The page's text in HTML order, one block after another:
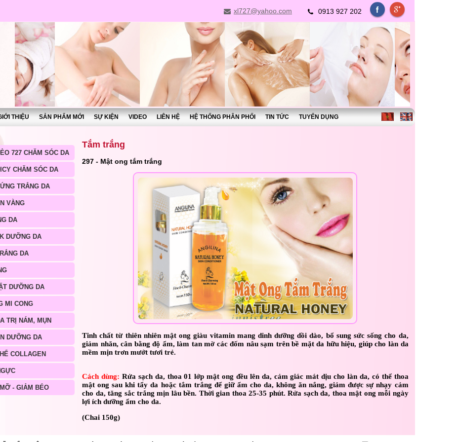
xl727@yahoo.com 0913 927 202
THIỆU SẢN PHẨM MỚI SỰ KIỆN VIDEO LIÊN HỆ HỆ THỐNG PHÂN PHỐI TIN TỨC TUYỂN DỤNG
727 CHĂM SÓC DA
CHĂM SÓC DA
TRẮNG DA
VÀNG
DA
DƯỠNG DA
DA
DƯỠNG DA
MI CONG
TRỊ NÁM, MỤN
DƯỠNG DA
COLLAGEN
- GIẢM BÉO
Tắm trắng
297 - Mật ong tắm trắng
Tinh chất từ thiên nhiên mật ong giàu vitamin mang dinh dưỡng dồi dào, bổ sung sức sống cho da,
giảm nhăn, cân bằng độ ẩm, làm tan mờ các đốm nâu sạm trên bề mặt da hữu hiệu, giúp cho làn da
mềm mịn trơn mướt tươi trẻ.
Cách dùng: Rửa sạch da, thoa 01 lớp mật ong đều lên da, cảm giác mát dịu cho làn da, có thể thoa
mật ong sau khi tẩy da hoặc tắm trắng để giữ ẩm cho da, không ăn nắng, giảm được sự nhạy cảm
cho da, tăng sắc trắng mịn lâu bền. Thời gian thoa 25-35 phút. Rửa sạch da, thoa mật ong mỗi ngày
lợi ích dưỡng ẩm cho da.
(Chai 150g)